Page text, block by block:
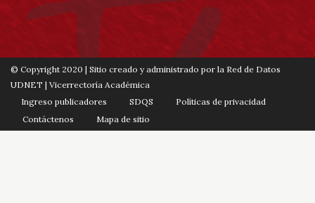
© Copyright 2020 | Sitio creado y administrado por la Red de Datos
UDNET | Vicerrectoría Académica
Ingreso publicadores
SDQS
Políticas de privacidad
Contáctenos
Mapa de sitio